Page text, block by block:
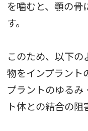
を噛むと、顎の骨
す。
このため、以下
物をインプラント
プラントのゆるみ
ト体との結合の阻